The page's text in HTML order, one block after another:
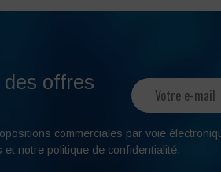
offres
commerciales par voie
et notre politique de confidentialité.